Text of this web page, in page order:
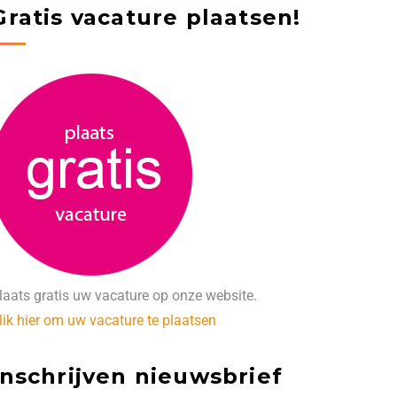
vacature plaatsen!
gratis uw vacature op onze website.
hier om uw vacature te plaatsen
nieuwsbrief